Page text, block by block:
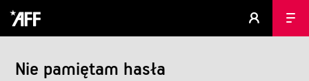
Nie pamiętam hasła